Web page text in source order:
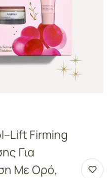
Firming
Για
Με Ορό,